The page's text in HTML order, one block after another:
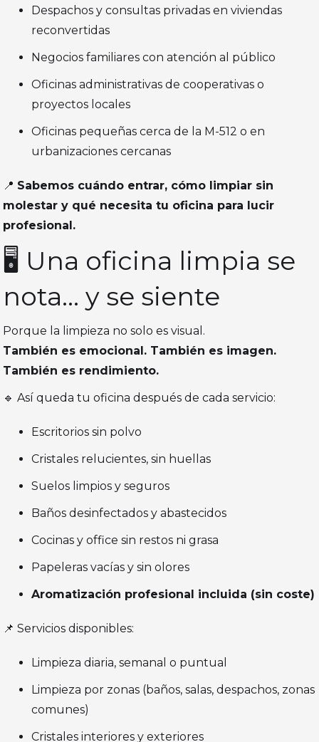
Despachos y consultas privadas en viviendas
reconvertidas
Negocios familiares con atención al público
Oficinas administrativas de cooperativas o
proyectos locales
Oficinas pequeñas cerca de la M-512 o en
urbanizaciones cercanas
📍 Sabemos cuándo entrar, cómo limpiar sin
molestar y qué necesita tu oficina para lucir
profesional.
🖥️ Una oficina limpia se
nota… y se siente
Porque la limpieza no solo es visual.
También es emocional. También es imagen.
También es rendimiento.
🔹 Así queda tu oficina después de cada servicio:
Escritorios sin polvo
Cristales relucientes, sin huellas
Suelos limpios y seguros
Baños desinfectados y abastecidos
Cocinas y office sin restos ni grasa
Papeleras vacías y sin olores
Aromatización profesional incluida (sin coste)
📌 Servicios disponibles:
Limpieza diaria, semanal o puntual
Limpieza por zonas (baños, salas, despachos, zonas
comunes)
Cristales interiores y exteriores